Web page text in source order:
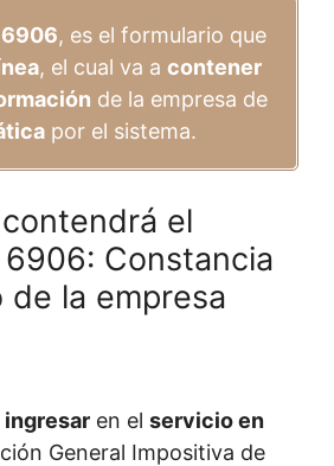
6906, es el formulario que
, el cual va a contener
de la empresa de
por el sistema.
el
6906: Constancia
la empresa
ingresar en el servicio en
General Impositiva de